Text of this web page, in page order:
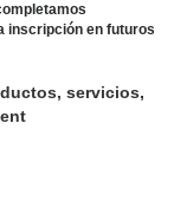
inscripción en futuros
servicios,